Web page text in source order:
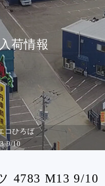
荷情報
コひろば
9/10
4783 M13 9/10